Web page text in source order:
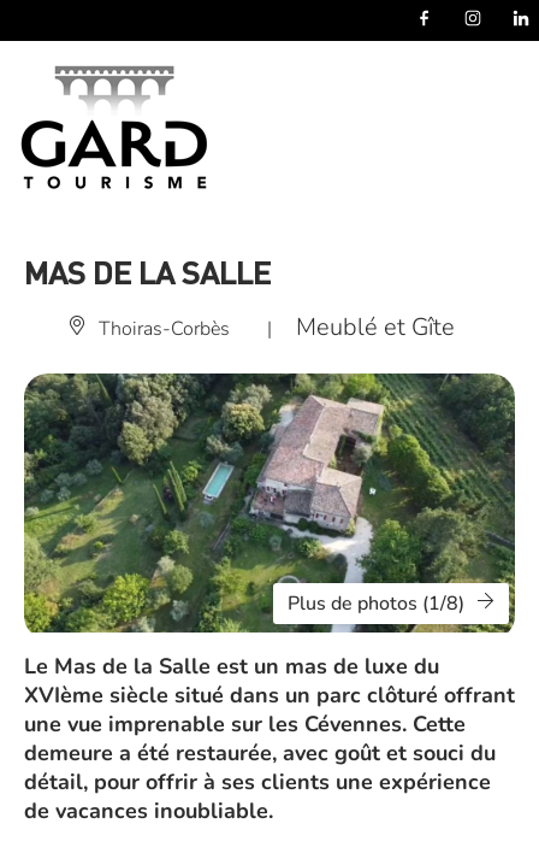
MAS DE LA SALLE
Thoiras-Corbès | Meublé et Gîte
Plus de photos (1/8)
Le Mas de la Salle est un mas de luxe du
XVIème siècle situé dans un parc clôturé offrant
une vue imprenable sur les Cévennes. Cette
demeure a été restaurée, avec goût et souci du
détail, pour offrir à ses clients une expérience
de vacances inoubliable.